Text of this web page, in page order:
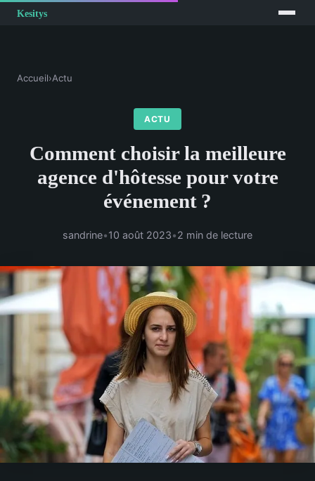
Accueil›Actu
ACTU
Comment choisir la meilleure
agence d'hôtesse pour votre
événement ?
sandrine•10 août 2023•2 min de lecture